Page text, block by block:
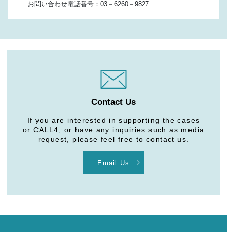
お問い合わせ電話番号：03－6260－9827
Contact Us
If you are interested in supporting the cases
or CALL4, or have any inquiries such as media
request, please feel free to contact us.
Email Us